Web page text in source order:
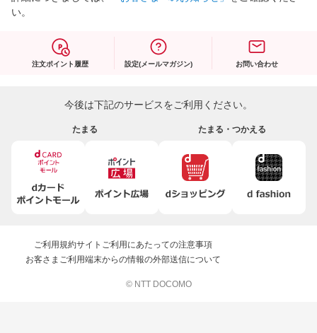
い。
注文ポイント履歴 設定(メールマガジン) お問い合わせ
今後は下記のサービスをご利用ください。
たまる たまる・つかえる
ご利用規約サイトご利用にあたっての注意事項
お客さまご利用端末からの情報の外部送信について
© NTT DOCOMO